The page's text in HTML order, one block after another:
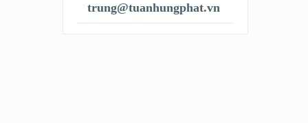
trung@tuanhungphat.vn